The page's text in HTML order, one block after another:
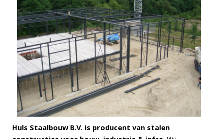
Huls Staalbouw B.V. is producent van stalen